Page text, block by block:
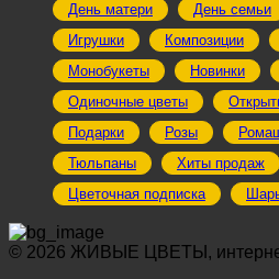
День матери
День семьи
Игрушки
Композиции
Монобукеты
Новинки
Одиночные цветы
Подарки
Розы
Тюльпаны
Хиты продаж
Цветочная подписка
© 2026 ЖИВЫЕ ЦВЕТЫ,